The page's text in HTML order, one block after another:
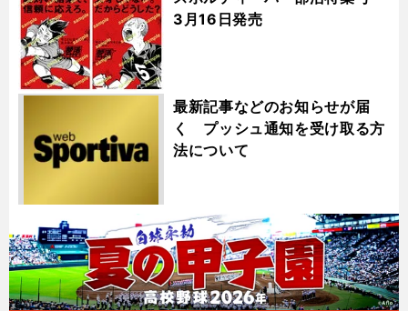
3月16日発売
最新記事などのお知らせが届
く プッシュ通知を受け取る方
法について